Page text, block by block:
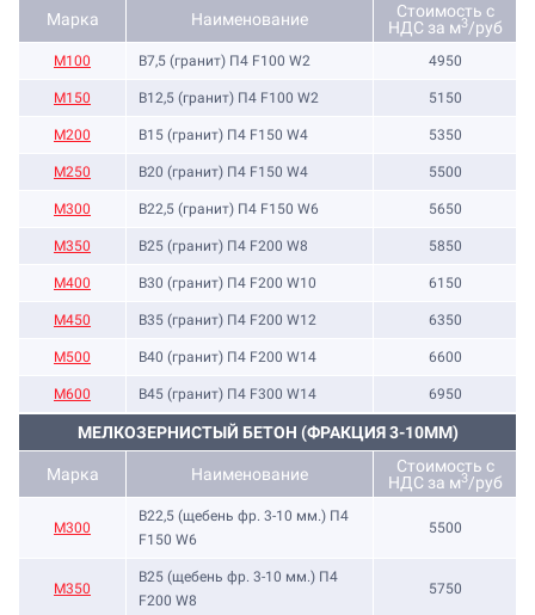
Марка Наименование
Стоимость с
НДС за м3/руб
M100 B7,5 (гранит) П4 F100 W2 4950
M150 B12,5 (гранит) П4 F100 W2 5150
М200 B15 (гранит) П4 F150 W4 5350
М250 B20 (гранит) П4 F150 W4 5500
М300 B22,5 (гранит) П4 F150 W6 5650
М350 B25 (гранит) П4 F200 W8 5850
М400 B30 (гранит) П4 F200 W10 6150
М450 B35 (гранит) П4 F200 W12 6350
М500 B40 (гранит) П4 F200 W14 6600
М600 B45 (гранит) П4 F300 W14 6950
МЕЛКОЗЕРНИСТЫЙ БЕТОН (ФРАКЦИЯ 3-10ММ)
Марка Наименование
Стоимость с
НДС за м3/руб
М300
B22,5 (щебень фр. 3-10 мм.) П4
F150 W6
5500
М350
B25 (щебень фр. 3-10 мм.) П4
F200 W8
5750